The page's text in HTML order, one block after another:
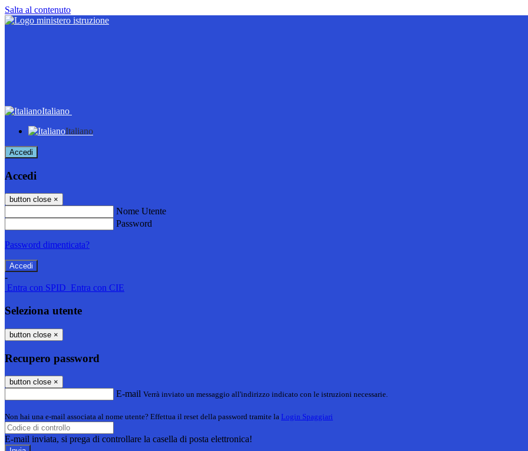
Salta al contenuto
Italiano
Italiano
Accedi
Accedi
button close ×
Nome Utente
Password
Password dimenticata?
-
Entra con SPID Entra con CIE
Seleziona utente
button close ×
Recupero password
button close ×
E-mail Verrà inviato un messaggio all'indirizzo indicato con le istruzioni necessarie.
Non hai una e-mail associata al nome utente? Effettua il reset della password tramite la Login Spaggiari
E-mail inviata, si prega di controllare la casella di posta elettronica!